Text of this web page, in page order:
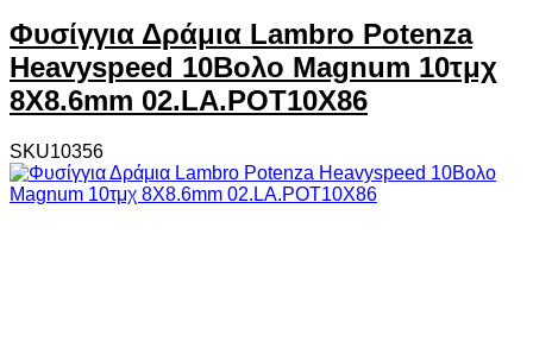
Φυσίγγια Δράμια Lambro Potenza
Heavyspeed 10Βολο Magnum 10τμχ
8X8.6mm 02.LA.POT10X86
SKU10356